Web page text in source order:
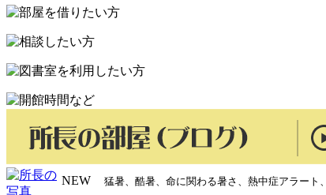
ッ
プ
NEW 猛暑、酷暑、命に関わる暑さ、熱中症アラート